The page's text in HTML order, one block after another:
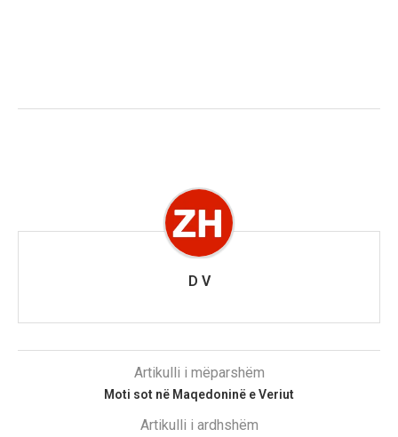
D V
Artikulli i mëparshëm
Moti sot në Maqedoninë e Veriut
Artikulli i ardhshëm